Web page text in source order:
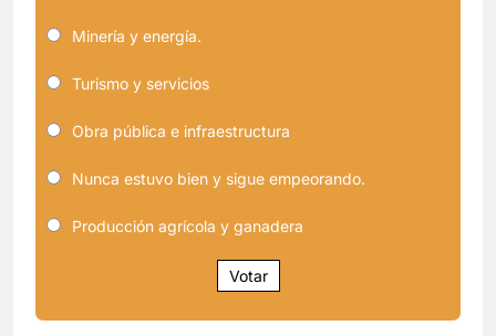
Minería y energía.
Turismo y servicios
Obra pública e infraestructura
Nunca estuvo bien y sigue empeorando.
Producción agrícola y ganadera
Votar